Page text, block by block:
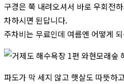
구경은 쭉 내려오셔서 바로 우회전
차하시면 된답니다.
주차비는 무료인데 여름엔 어떻게
파도가 막 세지 않고 햇살도 따뜻하고